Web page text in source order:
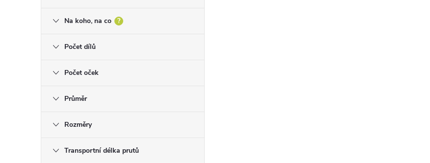
Na koho, na co ?
Počet dílů
Počet oček
Průměr
Rozměry
Transportní délka prutů